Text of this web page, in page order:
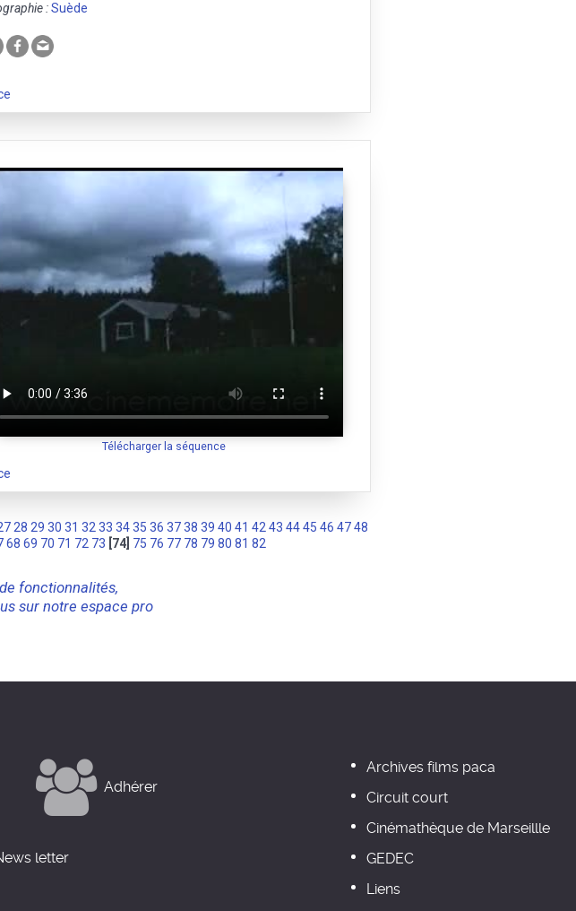
:Suède
Télécharger la séquence
28 29 30 31 32 33 34 35 36 37 38 39 40 41 42 43 44 45 46 47 48
68 69 70 71 72 73 [74] 75 76 77 78 79 80 81 82
fonctionnalités,
sur notre espace pro
Adhérer
letter
Archives films paca
Circuit court
Cinémathèque de Marseillle
GEDEC
Liens